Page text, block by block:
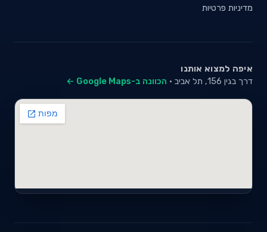
מדיניות פרטיות
איפה למצוא אותנו
דרך בגין 156, תל אביב · הכוונה ב-Google Maps ←